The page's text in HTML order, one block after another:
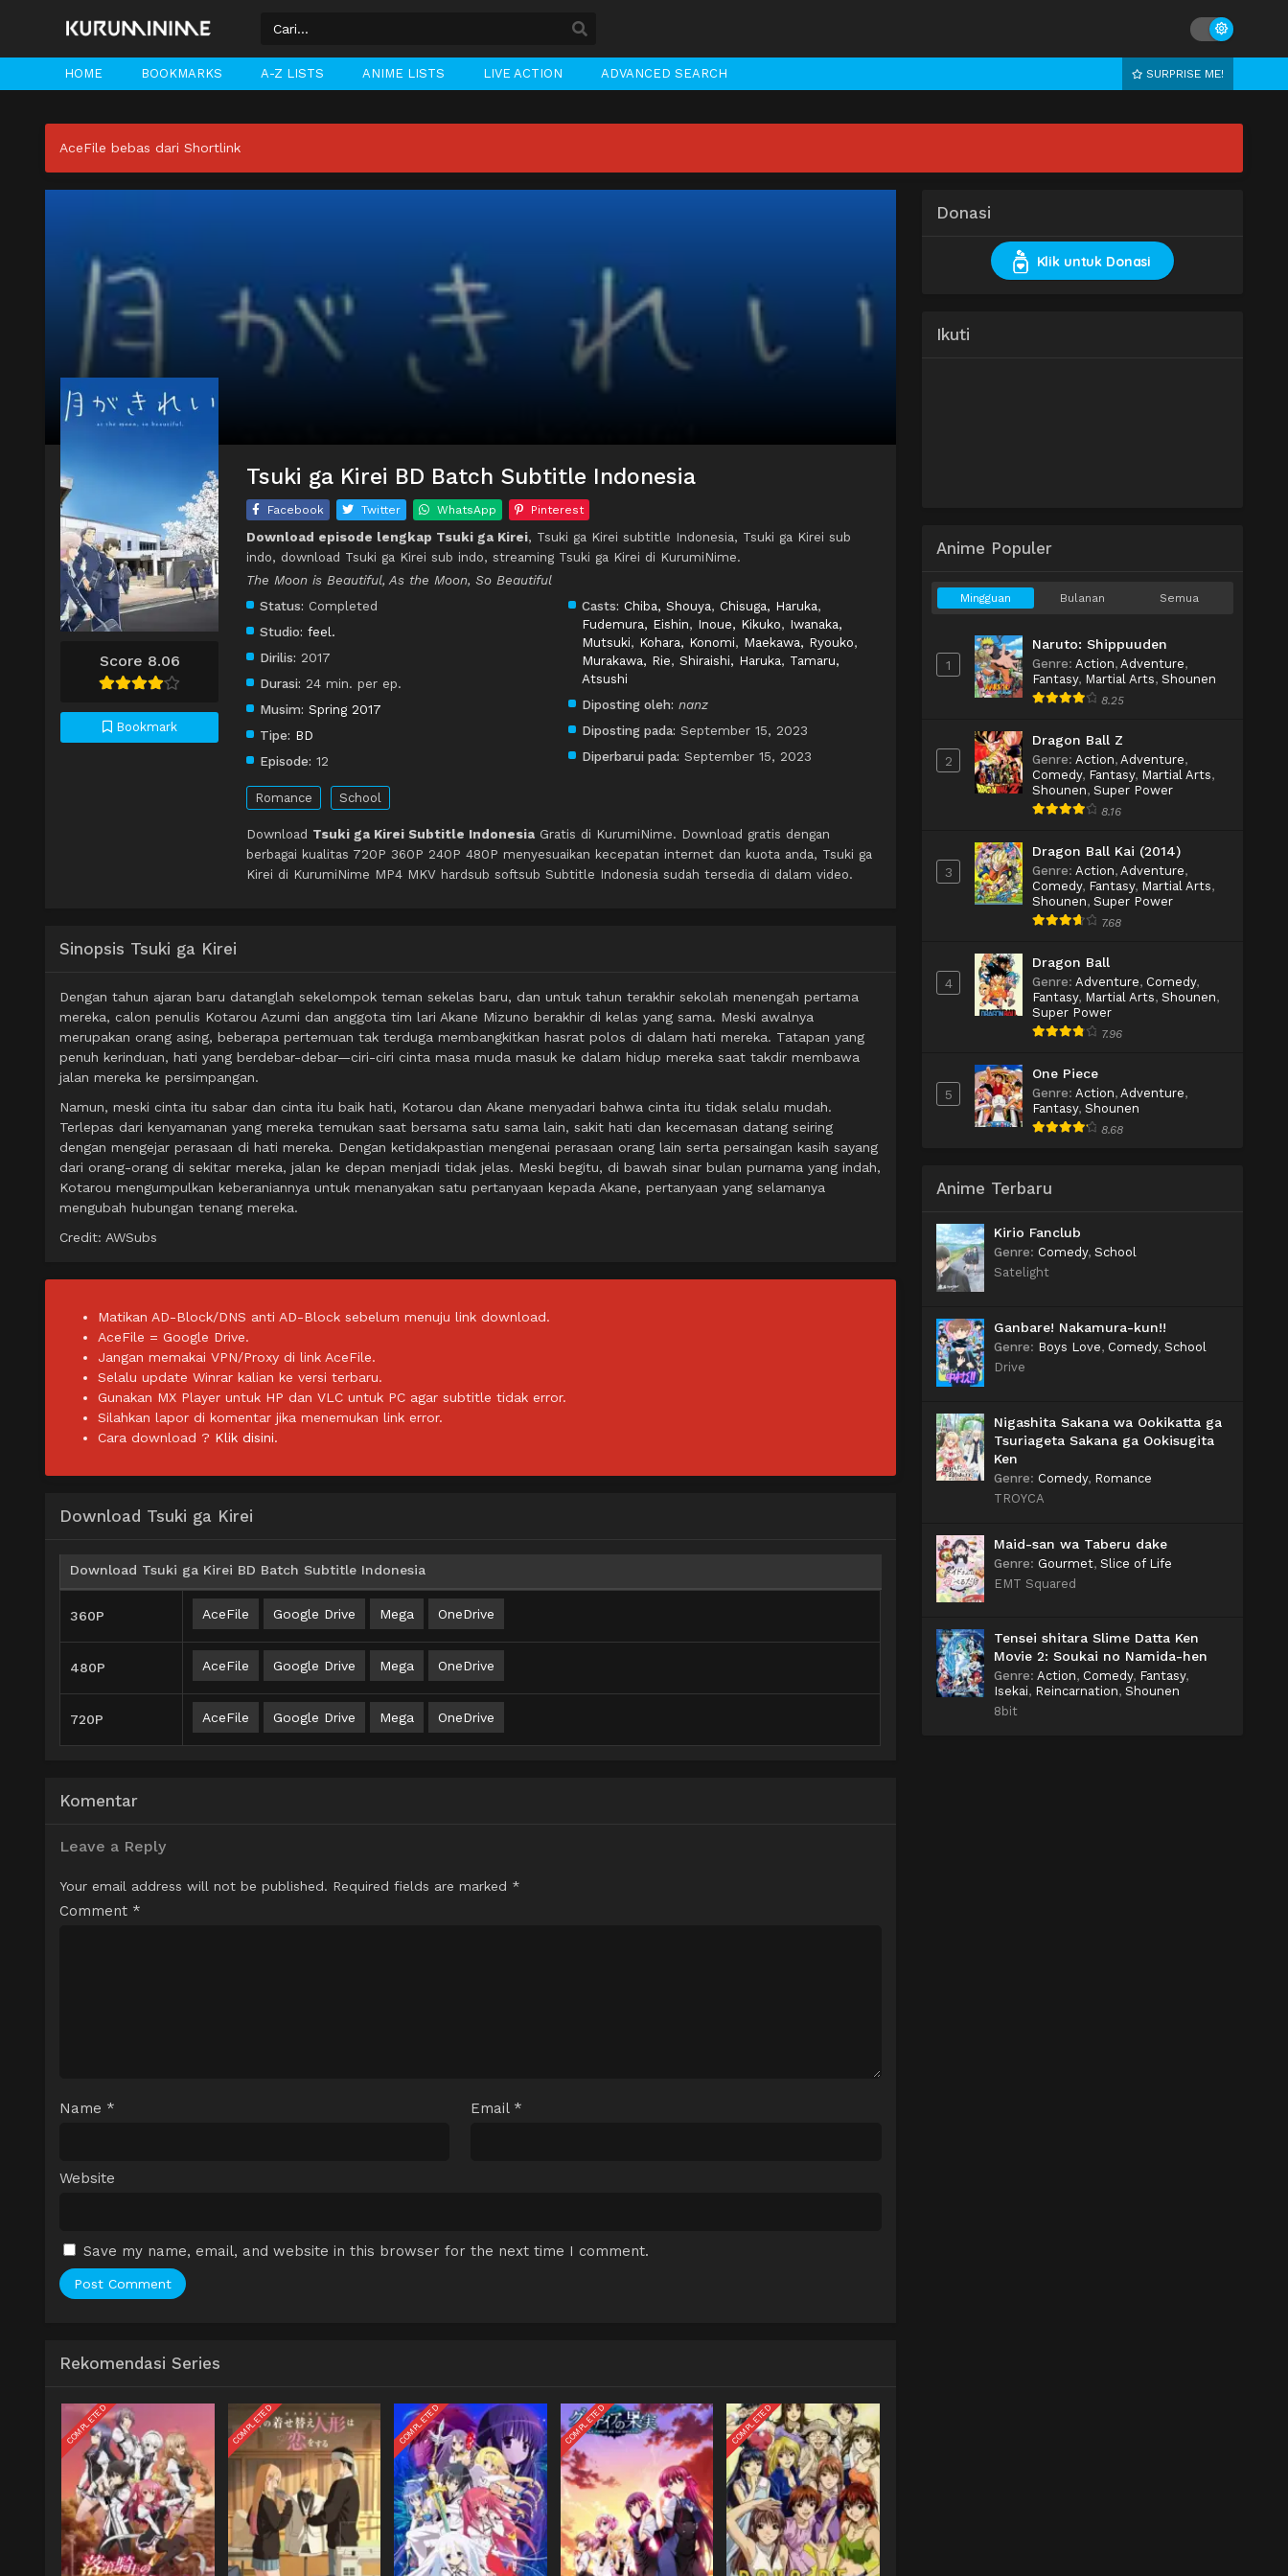
HOME BOOKMARKS A-Z LISTS ANIME LISTS LIVE ACTION ADVANCED SEARCH SURPRISE ME!
AceFile bebas dari Shortlink
Score 8.06
Bookmark
Tsuki ga Kirei BD Batch Subtitle Indonesia
Facebook Twitter WhatsApp Pinterest
Download episode lengkap Tsuki ga Kirei, Tsuki ga Kirei subtitle Indonesia, Tsuki ga Kirei sub
indo, download Tsuki ga Kirei sub indo, streaming Tsuki ga Kirei di KurumiNime.
The Moon is Beautiful, As the Moon, So Beautiful
Status: Completed
Studio: feel.
Dirilis: 2017
Durasi: 24 min. per ep.
Musim: Spring 2017
Tipe: BD
Episode: 12
Casts: Chiba, Shouya, Chisuga, Haruka,
Fudemura, Eishin, Inoue, Kikuko, Iwanaka,
Mutsuki, Kohara, Konomi, Maekawa, Ryouko,
Murakawa, Rie, Shiraishi, Haruka, Tamaru,
Atsushi
Diposting oleh: nanz
Diposting pada: September 15, 2023
Diperbarui pada: September 15, 2023
Romance School
Download Tsuki ga Kirei Subtitle Indonesia Gratis di KurumiNime. Download gratis dengan
berbagai kualitas 720P 360P 240P 480P menyesuaikan kecepatan internet dan kuota anda, Tsuki ga
Kirei di KurumiNime MP4 MKV hardsub softsub Subtitle Indonesia sudah tersedia di dalam video.
Sinopsis Tsuki ga Kirei
Dengan tahun ajaran baru datanglah sekelompok teman sekelas baru, dan untuk tahun terakhir sekolah menengah pertama
mereka, calon penulis Kotarou Azumi dan anggota tim lari Akane Mizuno berakhir di kelas yang sama. Meski awalnya
merupakan orang asing, beberapa pertemuan tak terduga membangkitkan hasrat polos di dalam hati mereka. Tatapan yang
penuh kerinduan, hati yang berdebar-debar—ciri-ciri cinta masa muda masuk ke dalam hidup mereka saat takdir membawa
jalan mereka ke persimpangan.
Namun, meski cinta itu sabar dan cinta itu baik hati, Kotarou dan Akane menyadari bahwa cinta itu tidak selalu mudah.
Terlepas dari kenyamanan yang mereka temukan saat bersama satu sama lain, sakit hati dan kecemasan datang seiring
dengan mengejar perasaan di hati mereka. Dengan ketidakpastian mengenai perasaan orang lain serta persaingan kasih sayang
dari orang-orang di sekitar mereka, jalan ke depan menjadi tidak jelas. Meski begitu, di bawah sinar bulan purnama yang indah,
Kotarou mengumpulkan keberaniannya untuk menanyakan satu pertanyaan kepada Akane, pertanyaan yang selamanya
mengubah hubungan tenang mereka.
Credit: AWSubs
Matikan AD-Block/DNS anti AD-Block sebelum menuju link download.
AceFile = Google Drive.
Jangan memakai VPN/Proxy di link AceFile.
Selalu update Winrar kalian ke versi terbaru.
Gunakan MX Player untuk HP dan VLC untuk PC agar subtitle tidak error.
Silahkan lapor di komentar jika menemukan link error.
Cara download ? Klik disini.
Download Tsuki ga Kirei
Download Tsuki ga Kirei BD Batch Subtitle Indonesia
360P AceFile Google Drive Mega OneDrive
480P AceFile Google Drive Mega OneDrive
720P AceFile Google Drive Mega OneDrive
Komentar
Leave a Reply
Your email address will not be published. Required fields are marked *
Comment *
Name * Email *
Website
Save my name, email, and website in this browser for the next time I comment.
Rekomendasi Series
COMPLETED COMPLETED COMPLETED COMPLETED COMPLETED
Donasi
Klik untuk Donasi
Ikuti
Anime Populer
Mingguan Bulanan Semua
1
Naruto: Shippuuden
Genre: Action, Adventure,
Fantasy, Martial Arts, Shounen
8.25
2
Dragon Ball Z
Genre: Action, Adventure,
Comedy, Fantasy, Martial Arts,
Shounen, Super Power
8.16
3
Dragon Ball Kai (2014)
Genre: Action, Adventure,
Comedy, Fantasy, Martial Arts,
Shounen, Super Power
7.68
4
Dragon Ball
Genre: Adventure, Comedy,
Fantasy, Martial Arts, Shounen,
Super Power
7.96
5
One Piece
Genre: Action, Adventure,
Fantasy, Shounen
8.68
Anime Terbaru
Kirio Fanclub
Genre: Comedy, School
Satelight
Ganbare! Nakamura-kun!!
Genre: Boys Love, Comedy, School
Drive
Nigashita Sakana wa Ookikatta ga
Tsuriageta Sakana ga Ookisugita
Ken
Genre: Comedy, Romance
TROYCA
Maid-san wa Taberu dake
Genre: Gourmet, Slice of Life
EMT Squared
Tensei shitara Slime Datta Ken
Movie 2: Soukai no Namida-hen
Genre: Action, Comedy, Fantasy,
Isekai, Reincarnation, Shounen
8bit